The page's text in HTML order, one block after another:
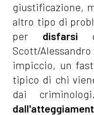
giustificazione,
altro tipo di
per disfarsi
Scott/
impiccio, un
tipico di chi
dai criminologi.